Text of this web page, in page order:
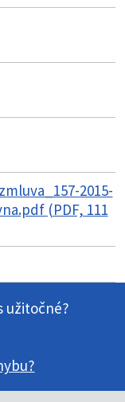
2015-
(PDF, 111
užitočné?